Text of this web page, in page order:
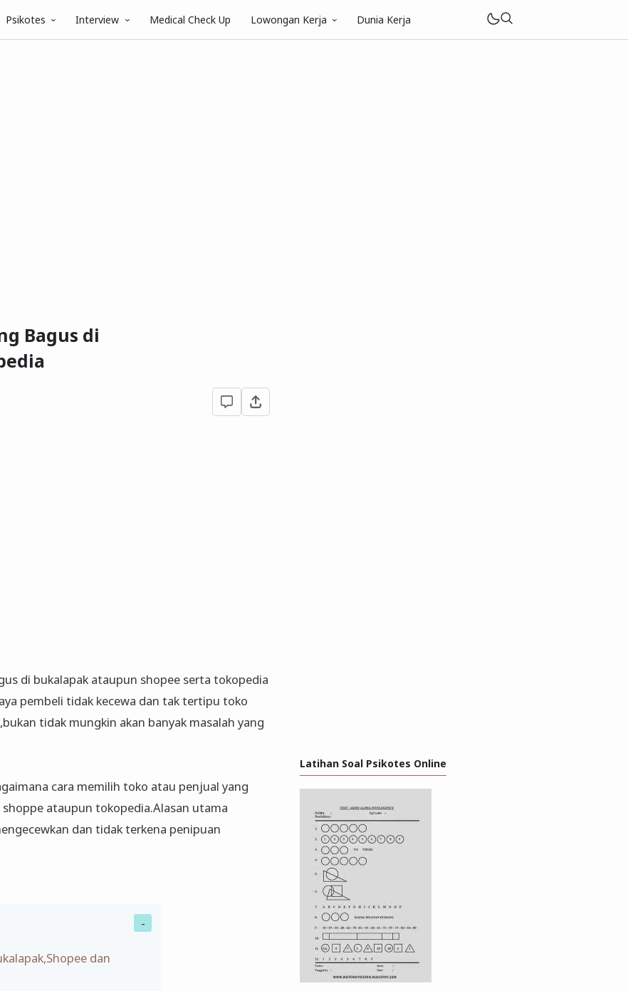
Psikotes Interview Medical Check Up Lowongan Kerja Dunia Kerja
Bagus di
di bukalapak ataupun shopee serta tokopedia
pembeli tidak kecewa dan tak tertipu toko
tidak mungkin akan banyak masalah yang
cara memilih toko atau penjual yang
ataupun tokopedia.Alasan utama
dan tidak terkena penipuan
dan
Latihan Soal Psikotes Online